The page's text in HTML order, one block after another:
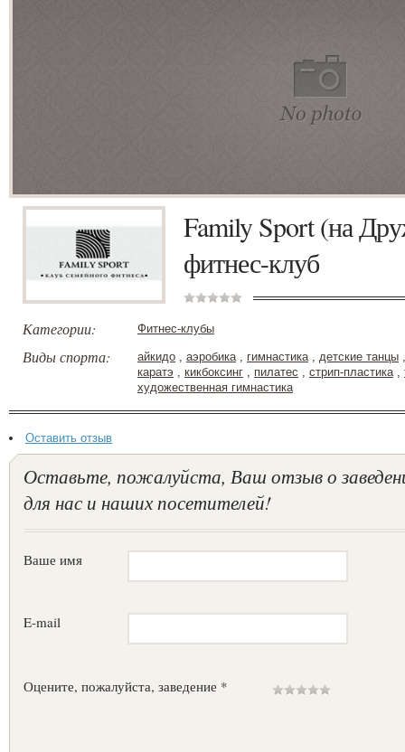
Family Sport (на
фитнес-клуб
Категории: Фитнес-клубы
Виды спорта: айкидо , аэробика, гимнастика, детские танцы
каратэ , кикбоксинг , пилатес , стрип-пластика,
художественная гимнастика
Оставить отзыв
Оставьте, пожалуйста, Ваш отзыв о
для нас и наших посетителей!
Ваше имя
E-mail
Оцените, пожалуйста, заведение *